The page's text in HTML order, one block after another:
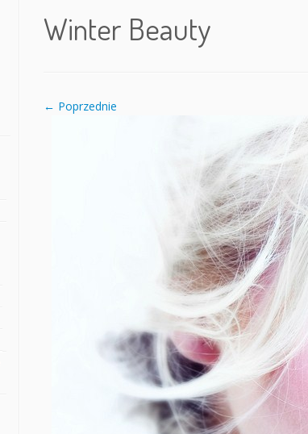
Winter Beauty
← Poprzednie